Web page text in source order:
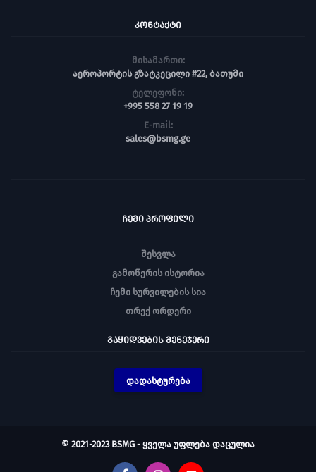
ᲙᲝᲜᲢᲐᲥᲢᲘ
მისამართი:
აეროპორტის გზატკეცილი #22, ბათუმი
ტელეფონი:
+995 558 27 19 19
E-mail:
sales@bsmg.ge
ᲩᲔᲛᲘ ᲞᲠᲝᲤᲘᲚᲘ
შესვლა
გამოწერის ისტორია
ჩემი სურვილების სია
თრექ ორდერი
ᲒᲐᲧᲘᲓᲕᲔᲑᲘᲡ ᲛᲔᲜᲔᲯᲔᲠᲘ
დადასტურება
© 2021-2023 BSMG - ყველა უფლება დაცულია